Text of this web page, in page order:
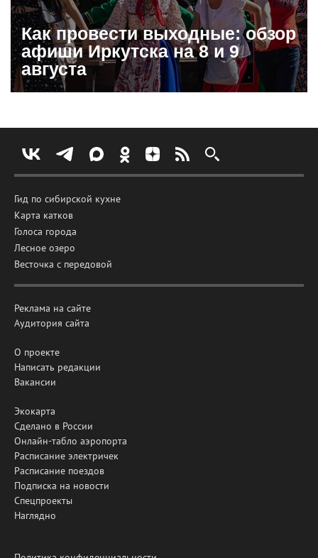
Как провести выходные: обзор
афиши Иркутска на 8 и 9
августа
Гид по сибирской кухне
Карта катков
Голоса города
Лесное озеро
Весточка с передовой
Реклама на сайте
Аудитория сайта
О проекте
Написать редакции
Вакансии
Экокарта
Сделано в России
Онлайн-табло аэропорта
Расписание электричек
Расписание поездов
Подписка на новости
Спецпроекты
Наглядно